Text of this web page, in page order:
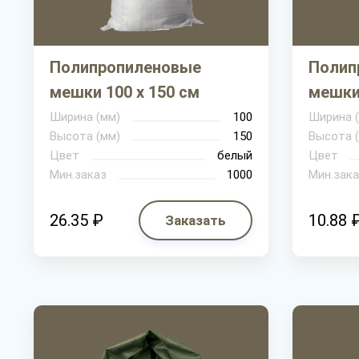
Полипропиленовые
мешки 100 х 150 см
Ширина (мм)
100
Высота (мм)
150
Цвет
белый
Мин.заказ
1000
26.35 ₽ Заказать
Ширина
Высота
Цвет
10.88